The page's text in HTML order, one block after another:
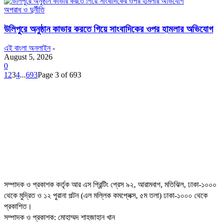
অপরাধ ও দুর্নীতি
উলিপুরে অনুষ্ঠান কাভার করতে গিয়ে সাংবাদিকের ওপর হামলার অভিযোগ
এই বাংলা অনলাইন -
August 5, 2026
0
1 234...693Page 3 of 693
সম্পাদক ও প্রকাশক কর্তৃক আর এস প্রিন্টিং প্রেস ৯২, আরামবাগ, মতিঝিল, ঢাকা-১০০০
থেকে মুদ্রিত ও ১২ পুরানা পল্টন (এল মল্লিক কমপ্লেক্স, ৫ম তলা) ঢাকা-১০০০ থেকে
প্রকাশিত।
সম্পাদক ও প্রকাশক: মোহাম্মদ শাহজাহান খান